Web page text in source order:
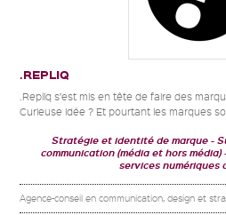
.REPLIQ
.Repliq s’est mis en tête de faire des
Curieuse idée ? Et pourtant les marques
Stratégie et identité de marque
communication (média et hors média)
services numériques
Agence-conseil en communication, design et